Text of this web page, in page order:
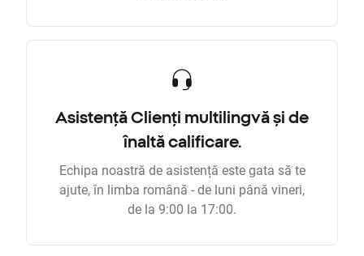
Asistență Clienți multilingvă și de
înaltă calificare.
Echipa noastră de asistență este gata să te
ajute, în limba română - de luni până vineri,
de la 9:00 la 17:00.